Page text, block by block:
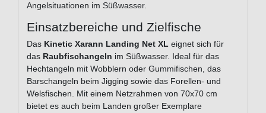
Angelsituationen im Süßwasser.
Einsatzbereiche und Zielfische
Das Kinetic Xarann Landing Net XL eignet sich für
das Raubfischangeln im Süßwasser. Ideal für das
Hechtangeln mit Wobblern oder Gummifischen, das
Barschangeln beim Jigging sowie das Forellen- und
Welsfischen. Mit einem Netzrahmen von 70x70 cm
bietet es auch beim Landen großer Exemplare